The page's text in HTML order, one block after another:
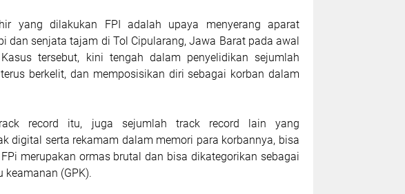
yang dilakukan FPI adalah upaya menyerang aparat
dan senjata tajam di Tol Cipularang, Jawa Barat pada awal
Kasus tersebut, kini tengah dalam penyelidikan sejumlah
berkelit, dan memposisikan diri sebagai korban dalam
record itu, juga sejumlah track record lain yang
digital serta rekamam dalam memori para korbannya, bisa
merupakan ormas brutal dan bisa dikategorikan sebagai
keamanan (GPK).